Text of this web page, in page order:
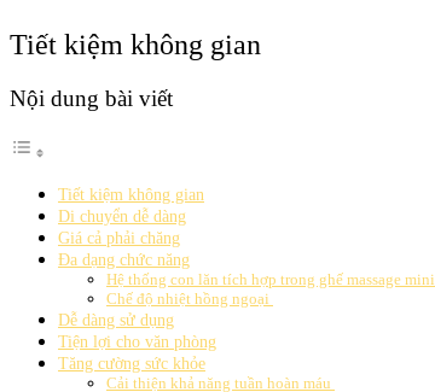
Tiết kiệm không gian
Nội dung bài viết
Tiết kiệm không gian
Di chuyển dễ dàng
Giá cả phải chăng
Đa dạng chức năng
Hệ thống con lăn tích hợp trong ghế massage mini
Chế độ nhiệt hồng ngoại
Dễ dàng sử dụng
Tiện lợi cho văn phòng
Tăng cường sức khỏe
Cải thiện khả năng tuần hoàn máu